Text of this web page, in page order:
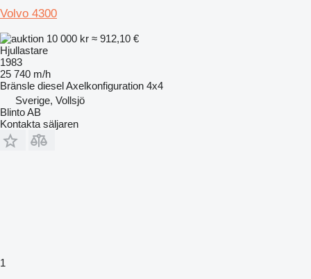
Volvo 4300
10 000 kr ≈ 912,10 €
Hjullastare
1983
25 740 m/h
Bränsle dieselAxelkonfiguration 4x4
Sverige, Vollsjö
Blinto AB
Kontakta säljaren
1